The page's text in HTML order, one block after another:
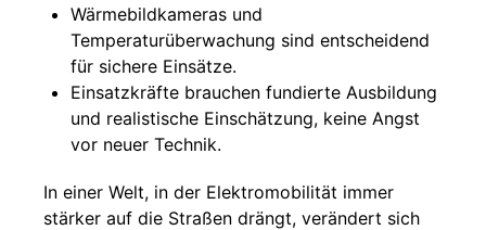
Wärmebildkameras und
Temperaturüberwachung sind entscheidend
für sichere Einsätze.
Einsatzkräfte brauchen fundierte Ausbildung
und realistische Einschätzung, keine Angst
vor neuer Technik.
In einer Welt, in der Elektromobilität immer
stärker auf die Straßen drängt, verändert sich